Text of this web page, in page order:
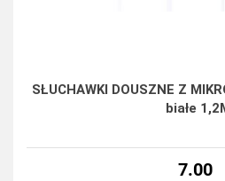
SŁUCHAWKI DOUSZNE Z
białe
7.00